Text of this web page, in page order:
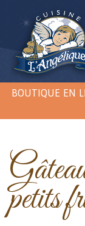
BOUTIQUE EN
Gâteau citronné aux
petits